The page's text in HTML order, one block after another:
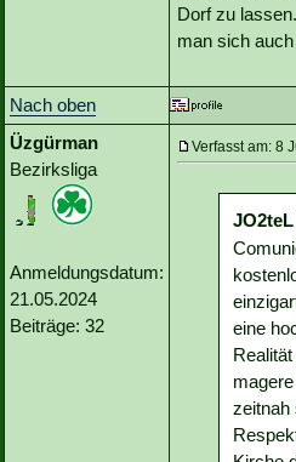
Dorf zu
man sich
Nach oben
Üzgürman
Bezirksliga
Anmeldungsdatum:
21.05.2024
Beiträge: 32
Verfasst am: 8
eine
zeitnah